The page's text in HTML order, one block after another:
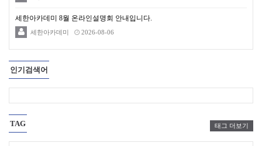
세한아카데미 8월 온라인설명회 안내입니다.
세한아카데미 2026-08-06
인기검색어
TAG 태그 더보기